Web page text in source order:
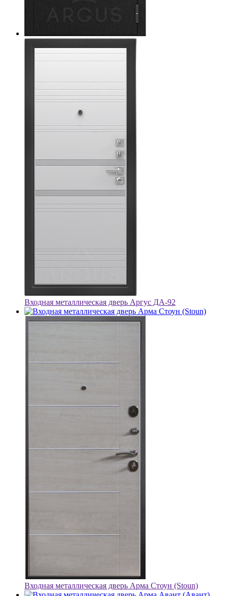
Входная металлическая дверь Аргус ДА-92
Входная металлическая дверь Арма Стоун (Stoun)